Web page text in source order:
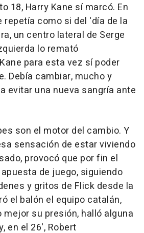
18, Harry Kane sí marcó. En
repetía como si del 'día de la
un centro lateral de Serge
lo remató
para esta vez sí poder
Debía cambiar, mucho y
evitar una nueva sangría ante
son el motor del cambio. Y
sensación de estar viviendo
provocó que por fin el
de juego, siguiendo
y gritos de Flick desde la
el balón el equipo catalán,
su presión, halló alguna
en el 26', Robert